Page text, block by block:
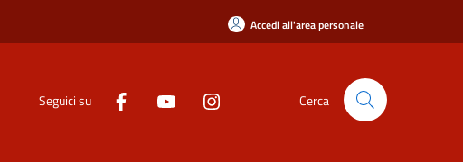
Accedi all'area personale
Seguici su Cerca